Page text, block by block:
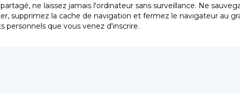
ne laissez jamais l'ordinateur sans surveillance. Ne
supprimez la cache de navigation et fermez le navigateur au
personnels que vous venez d'inscrire.